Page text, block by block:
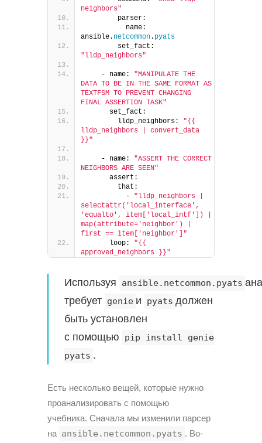
neighbors"
        parser:
          name:
ansible. netcommon. pyats
"lldp_neighbors"
    - name:
"MANIPULATE THE
DATA TO BE IN THE SAME FORMAT AS
TEXTFSM TO PREVENT CHANGING
FINAL ASSERTION TASK"
      set_fact:
        lldp_neighbors:
"{{
lldp_neighbors | convert_data
}}"
    - name:
"ASSERT THE CORRECT
NEIGHBORS ARE SEEN"
      assert:
        that:
          -
"lldp_neighbors |
selectattr('local_interface',
'equalto', item['local_intf']) |
map(attribute='neighbor') |
first == item['neighbor']"
      loop:
"{{
approved_neighbors }}"
Используя ansible.netcommon.pyats
требует genie и pyats должен
быть установлен
с помощью
pip install genie
pyats .
Есть несколько вещей, которые нужно
проанализировать с помощью
учебника. Сначала мы изменили парсер
на ansible.netcommon.pyats . Во-